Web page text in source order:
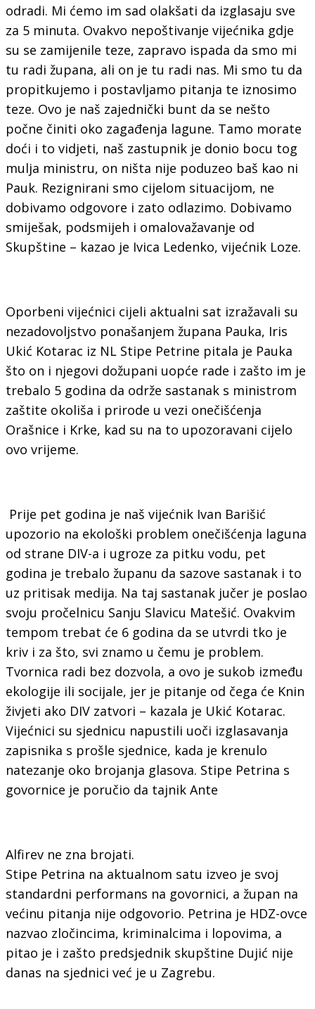
odradi. Mi ćemo im sad olakšati da izglasaju sve
za 5 minuta. Ovakvo nepoštivanje vijećnika gdje
su se zamijenile teze, zapravo ispada da smo mi
tu radi župana, ali on je tu radi nas. Mi smo tu da
propitkujemo i postavljamo pitanja te iznosimo
teze. Ovo je naš zajednički bunt da se nešto
počne činiti oko zagađenja lagune. Tamo morate
doći i to vidjeti, naš zastupnik je donio bocu tog
mulja ministru, on ništa nije poduzeo baš kao ni
Pauk. Rezignirani smo cijelom situacijom, ne
dobivamo odgovore i zato odlazimo. Dobivamo
smiješak, podsmijeh i omalovažavanje od
Skupštine – kazao je Ivica Ledenko, vijećnik Loze.
Oporbeni vijećnici cijeli aktualni sat izražavali su
nezadovoljstvo ponašanjem župana Pauka, Iris
Ukić Kotarac iz NL Stipe Petrine pitala je Pauka
što on i njegovi dožupani uopće rade i zašto im je
trebalo 5 godina da održe sastanak s ministrom
zaštite okoliša i prirode u vezi onečišćenja
Orašnice i Krke, kad su na to upozoravani cijelo
ovo vrijeme.
Prije pet godina je naš vijećnik Ivan Barišić
upozorio na ekološki problem onečišćenja laguna
od strane DIV-a i ugroze za pitku vodu, pet
godina je trebalo županu da sazove sastanak i to
uz pritisak medija. Na taj sastanak jučer je poslao
svoju pročelnicu Sanju Slavicu Matešić. Ovakvim
tempom trebat će 6 godina da se utvrdi tko je
kriv i za što, svi znamo u čemu je problem.
Tvornica radi bez dozvola, a ovo je sukob između
ekologije ili socijale, jer je pitanje od čega će Knin
živjeti ako DIV zatvori – kazala je Ukić Kotarac.
Vijećnici su sjednicu napustili uoči izglasavanja
zapisnika s prošle sjednice, kada je krenulo
natezanje oko brojanja glasova. Stipe Petrina s
govornice je poručio da tajnik Ante
Alfirev ne zna brojati.
Stipe Petrina na aktualnom satu izveo je svoj
standardni performans na govornici, a župan na
većinu pitanja nije odgovorio. Petrina je HDZ-ovce
nazvao zločincima, kriminalcima i lopovima, a
pitao je i zašto predsjednik skupštine Dujić nije
danas na sjednici već je u Zagrebu.